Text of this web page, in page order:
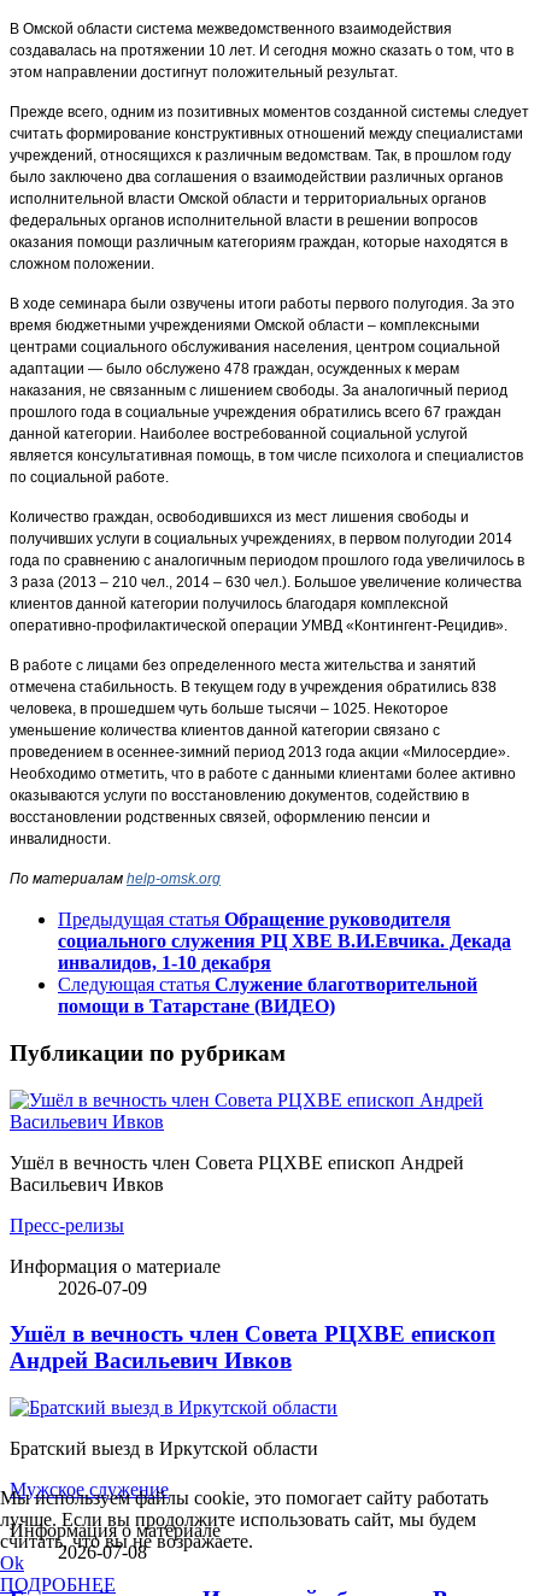
В Омской области система межведомственного взаимодействия
создавалась на протяжении 10 лет. И сегодня можно сказать о том, что в
этом направлении достигнут положительный результат.
Прежде всего, одним из позитивных моментов созданной системы следует
считать формирование конструктивных отношений между специалистами
учреждений, относящихся к различным ведомствам. Так, в прошлом году
было заключено два соглашения о взаимодействии различных органов
исполнительной власти Омской области и территориальных органов
федеральных органов исполнительной власти в решении вопросов
оказания помощи различным категориям граждан, которые находятся в
сложном положении.
В ходе семинара были озвучены итоги работы первого полугодия. За это
время бюджетными учреждениями Омской области – комплексными
центрами социального обслуживания населения, центром социальной
адаптации — было обслужено 478 граждан, осужденных к мерам
наказания, не связанным с лишением свободы. За аналогичный период
прошлого года в социальные учреждения обратились всего 67 граждан
данной категории. Наиболее востребованной социальной услугой
является консультативная помощь, в том числе психолога и специалистов
по социальной работе.
Количество граждан, освободившихся из мест лишения свободы и
получивших услуги в социальных учреждениях, в первом полугодии 2014
года по сравнению с аналогичным периодом прошлого года увеличилось в
3 раза (2013 – 210 чел., 2014 – 630 чел.). Большое увеличение количества
клиентов данной категории получилось благодаря комплексной
оперативно-профилактической операции УМВД «Контингент-Рецидив».
В работе с лицами без определенного места жительства и занятий
отмечена стабильность. В текущем году в учреждения обратились 838
человека, в прошедшем чуть больше тысячи – 1025. Некоторое
уменьшение количества клиентов данной категории связано с
проведением в осеннее-зимний период 2013 года акции «Милосердие».
Необходимо отметить, что в работе с данными клиентами более активно
оказываются услуги по восстановлению документов, содействию в
восстановлении родственных связей, оформлению пенсии и
инвалидности.
По материалам help-omsk.org
Предыдущая статья Обращение руководителя
социального служения РЦ ХВЕ В.И.Евчика. Декада
инвалидов, 1-10 декабря
Следующая статья Служение благотворительной
помощи в Татарстане (ВИДЕО)
Публикации по рубрикам
Ушёл в вечность член Совета РЦХВЕ епископ Андрей
Васильевич Ивков
Пресс-релизы
Информация о материале
2026-07-09
Ушёл в вечность член Совета РЦХВЕ епископ
Андрей Васильевич Ивков
Братский выезд в Иркутской области
Мужское служение
Информация о материале
2026-07-08
Мы используем файлы cookie, это помогает сайту работать
лучше. Если вы продолжите использовать сайт, мы будем
считать, что вы не возражаете.
Ok
ПОДРОБНЕЕ